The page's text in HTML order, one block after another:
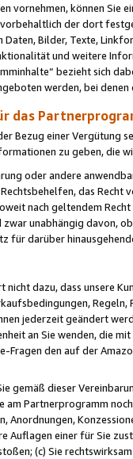
vornehmen, können Sie
der dort
Daten, Bilder, Texte,
und weitere
bezieht sich
werden, bei
das
Bezug einer Vergütung
zu geben, die
oder andere
das
nach geltendem
zwar unabhängig davon,
für darüber
dazu, dass unsere
jederzeit geändert
an Sie wenden, die
Fragen den auf der
gemäß dieser
am Partnerprogramm
Anordnungen,
Auflagen einer für Sie
(c) Sie